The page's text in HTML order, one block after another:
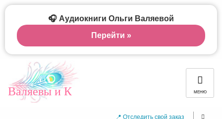
Валяевы и К МЕНЮ
📍 Отследить свой заказ
🎧 Аудиокниги Ольги Валяевой
Перейти »